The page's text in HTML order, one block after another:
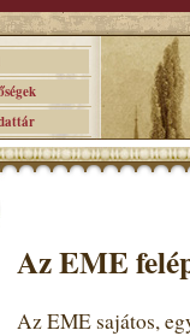
Az EME
Az EME sajátos,